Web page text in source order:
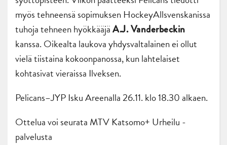
myös tehneensä sopimuksen HockeyAllsvenskanissa
tuhoja tehneen hyökkääjäA.J. Vanderbeckin
kanssa. Oikealta laukova yhdysvaltalainen ei ollut
vielä tiistaina kokoonpanossa, kun lahtelaiset
kohtasivat vieraissa Ilveksen.
Pelicans–JYP Isku Areenalla 26.11. klo 18.30 alkaen.
Ottelua voi seurata MTV Katsomo+ Urheilu -
palvelusta